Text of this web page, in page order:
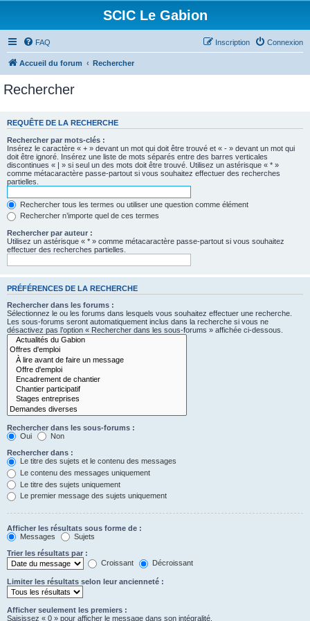
SCIC Le Gabion
FAQ Connexion
Inscription
Accueil du forum Rechercher
Rechercher
REQUÊTE DE LA RECHERCHE
Rechercher par mots-clés :
Insérez le caractère « + » devant un mot qui doit être trouvé et « - » devant un mot qui
doit être ignoré. Insérez une liste de mots séparés entre des barres verticales
discontinues « | » si seul un des mots doit être trouvé. Utilisez un astérisque « * »
comme métacaractère passe-partout si vous souhaitez effectuer des recherches
partielles.
Rechercher tous les termes ou utiliser une question comme élément
Rechercher n’importe quel de ces termes
Rechercher par auteur :
Utilisez un astérisque « * » comme métacaractère passe-partout si vous souhaitez
effectuer des recherches partielles.
PRÉFÉRENCES DE LA RECHERCHE
Rechercher dans les forums :
Sélectionnez le ou les forums dans lesquels vous souhaitez effectuer une recherche.
Les sous-forums seront automatiquement inclus dans la recherche si vous ne
désactivez pas l’option « Rechercher dans les sous-forums » affichée ci-dessous.
Rechercher dans les sous-forums :
Oui
Non
Rechercher dans :
Le titre des sujets et le contenu des messages
Le contenu des messages uniquement
Le titre des sujets uniquement
Le premier message des sujets uniquement
Afficher les résultats sous forme de :
Messages
Sujets
Trier les résultats par :
Croissant
Décroissant
Limiter les résultats selon leur ancienneté :
Afficher seulement les premiers :
Saisissez « 0 » pour afficher le message dans son intégralité.